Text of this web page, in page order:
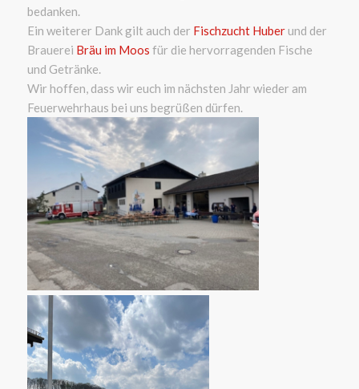
bedanken.
Ein weiterer Dank gilt auch der Fischzucht Huberund der
Brauerei Bräu im Moos für die hervorragenden Fische
und Getränke.
Wir hoffen, dass wir euch im nächsten Jahr wieder am
Feuerwehrhaus bei uns begrüßen dürfen.